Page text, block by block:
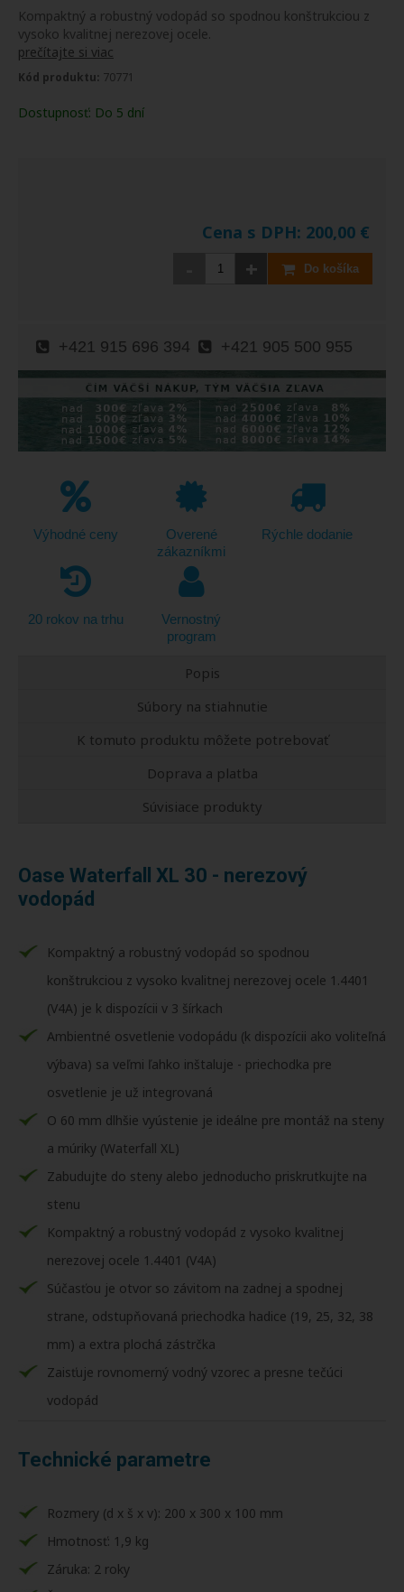
Kompaktný a robustný vodopád so spodnou konštrukciou z
vysoko kvalitnej nerezovej ocele.
prečítajte si viac
Kód produktu: 70771
Dostupnosť: Do 5 dní
Cena s DPH: 200,00 €
+ Do košíka
+421 915 696 394 +421 905 500 955
Výhodné ceny
Overené
zákazníkmi
Rýchle dodanie
20 rokov na trhu
Vernostný
program
Popis
Súbory na stiahnutie
K tomuto produktu môžete potrebovať
Doprava a platba
Súvisiace produkty
Oase Waterfall XL 30 - nerezový
vodopád
Kompaktný a robustný vodopád so spodnou
konštrukciou z vysoko kvalitnej nerezovej ocele 1.4401
(V4A) je k dispozícii v 3 šírkach
Ambientné osvetlenie vodopádu (k dispozícii ako voliteľná
výbava) sa veľmi ľahko inštaluje - priechodka pre
osvetlenie je už integrovaná
O 60 mm dlhšie vyústenie je ideálne pre montáž na steny
a múriky (Waterfall XL)
Zabudujte do steny alebo jednoducho priskrutkujte na
stenu
Kompaktný a robustný vodopád z vysoko kvalitnej
nerezovej ocele 1.4401 (V4A)
Súčasťou je otvor so závitom na zadnej a spodnej
strane, odstupňovaná priechodka hadice (19, 25, 32, 38
mm) a extra plochá zástrčka
Zaisťuje rovnomerný vodný vzorec a presne tečúci
vodopád
Technické parametre
Rozmery (d x š x v): 200 x 300 x 100 mm
Hmotnosť: 1,9 kg
Záruka: 2 roky